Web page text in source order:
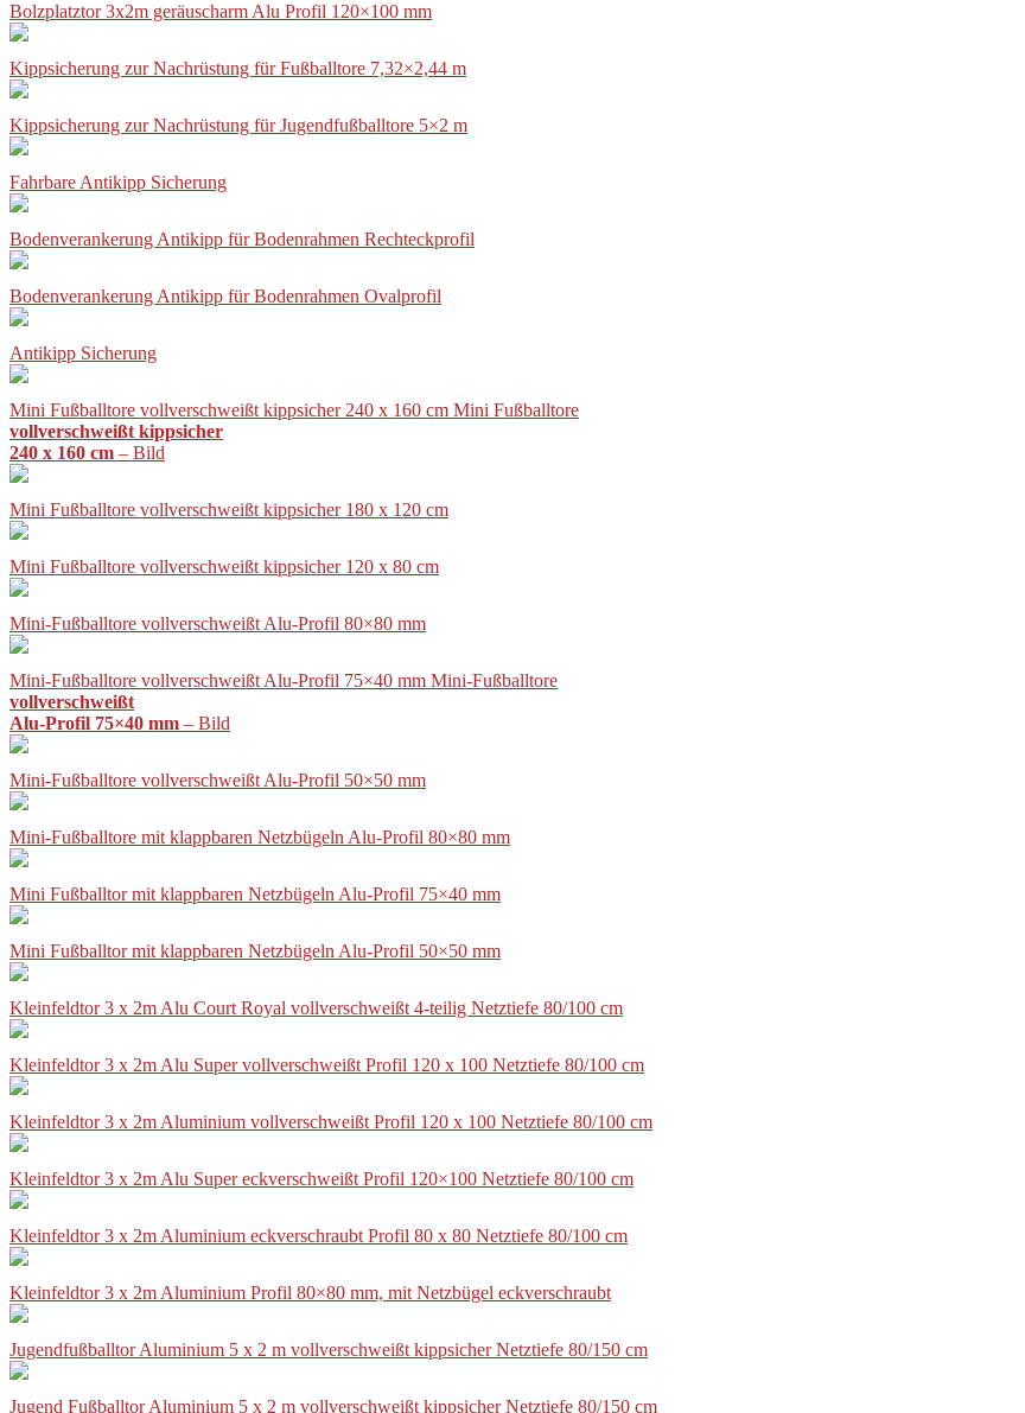
Bolzplatztor 3x2m geräuscharm Alu Profil 120×100 mm
Kippsicherung zur Nachrüstung für Fußballtore 7,32×2,44 m
Kippsicherung zur Nachrüstung für Jugendfußballtore 5×2 m
Fahrbare Antikipp Sicherung
Bodenverankerung Antikipp für Bodenrahmen Rechteckprofil
Bodenverankerung Antikipp für Bodenrahmen Ovalprofil
Antikipp Sicherung
Mini Fußballtore vollverschweißt kippsicher 240 x 160 cm Mini Fußballtore
vollverschweißt kippsicher
240 x 160 cm – Bild
Mini Fußballtore vollverschweißt kippsicher 180 x 120 cm
Mini Fußballtore vollverschweißt kippsicher 120 x 80 cm
Mini-Fußballtore vollverschweißt Alu-Profil 80×80 mm
Mini-Fußballtore vollverschweißt Alu-Profil 75×40 mm Mini-Fußballtore
vollverschweißt
Alu-Profil 75×40 mm – Bild
Mini-Fußballtore vollverschweißt Alu-Profil 50×50 mm
Mini-Fußballtore mit klappbaren Netzbügeln Alu-Profil 80×80 mm
Mini Fußballtor mit klappbaren Netzbügeln Alu-Profil 75×40 mm
Mini Fußballtor mit klappbaren Netzbügeln Alu-Profil 50×50 mm
Kleinfeldtor 3 x 2m Alu Court Royal vollverschweißt 4-teilig Netztiefe 80/100 cm
Kleinfeldtor 3 x 2m Alu Super vollverschweißt Profil 120 x 100 Netztiefe 80/100 cm
Kleinfeldtor 3 x 2m Aluminium vollverschweißt Profil 120 x 100 Netztiefe 80/100 cm
Kleinfeldtor 3 x 2m Alu Super eckverschweißt Profil 120×100 Netztiefe 80/100 cm
Kleinfeldtor 3 x 2m Aluminium eckverschraubt Profil 80 x 80 Netztiefe 80/100 cm
Kleinfeldtor 3 x 2m Aluminium Profil 80×80 mm, mit Netzbügel eckverschraubt
Jugendfußballtor Aluminium 5 x 2 m vollverschweißt kippsicher Netztiefe 80/150 cm
Jugend Fußballtor Aluminium 5 x 2 m vollverschweißt kippsicher Netztiefe 80/150 cm